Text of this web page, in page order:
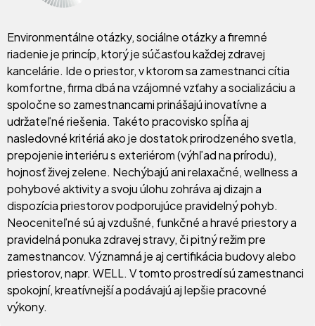
Environmentálne otázky, sociálne otázky a firemné
riadenie je princíp, ktorý je súčasťou každej zdravej
kancelárie. Ide o priestor, v ktorom sa zamestnanci cítia
komfortne, firma dbá na vzájomné vzťahy a socializáciu a
spoločne so zamestnancami prinášajú inovatívne a
udržateľné riešenia. Takéto pracovisko spĺňa aj
nasledovné kritériá ako je dostatok prirodzeného svetla,
prepojenie interiéru s exteriérom (výhľad na prírodu),
hojnosť živej zelene. Nechýbajú ani relaxačné, wellness a
pohybové aktivity a svoju úlohu zohráva aj dizajn a
dispozícia priestorov podporujúce pravidelný pohyb.
Neoceniteľné sú aj vzdušné, funkčné a hravé priestory a
pravidelná ponuka zdravej stravy, či pitný režim pre
zamestnancov. Významná je aj certifikácia budovy alebo
priestorov, napr. WELL. V tomto prostredí sú zamestnanci
spokojní, kreatívnejší a podávajú aj lepšie pracovné
výkony.